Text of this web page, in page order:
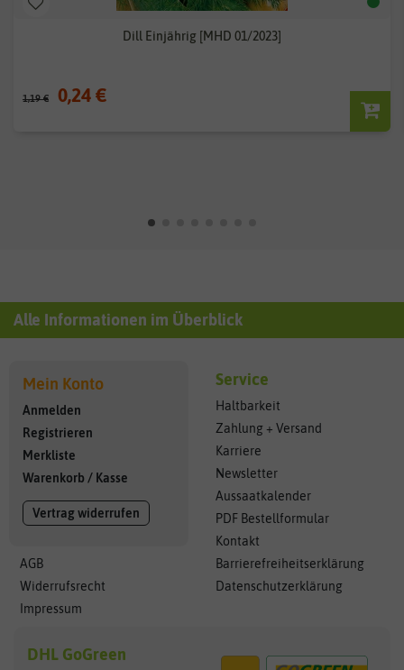
Dill Einjährig [MHD 01/2023]
1,19 € 0,24 €
Alle Informationen im Überblick
Mein Konto
Anmelden
Registrieren
Merkliste
Warenkorb / Kasse
Vertrag widerrufen
AGB
Widerrufsrecht
Impressum
Service
Haltbarkeit
Zahlung + Versand
Karriere
Newsletter
Aussaatkalender
PDF Bestellformular
Kontakt
Barrierefreiheitserklärung
Datenschutzerklärung
DHL GoGreen